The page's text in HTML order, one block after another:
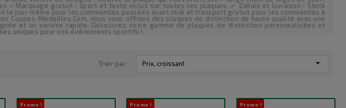
> Marquage gratuit : sport et texte inclus sur toutes les plaques. ✓ Délais et Livraison : Stock
le jour même pour les commandes passées avant midi et transport gratuit pour les commandes à
Coupes-Medailles.Com, nous vous offrons des plaques de distinction de haute qualité avec une
et un service rapide. Découvrez notre gamme de plaques de distinction personnalisées et
uniques pour vos événements sportifs !
Trier par : Prix, croissant 
Promo ! Promo ! Promo !